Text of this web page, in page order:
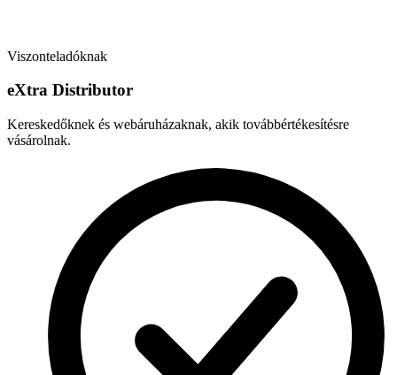
Viszonteladóknak
eXtra Distributor
Kereskedőknek és webáruházaknak, akik továbbértékesítésre
vásárolnak.